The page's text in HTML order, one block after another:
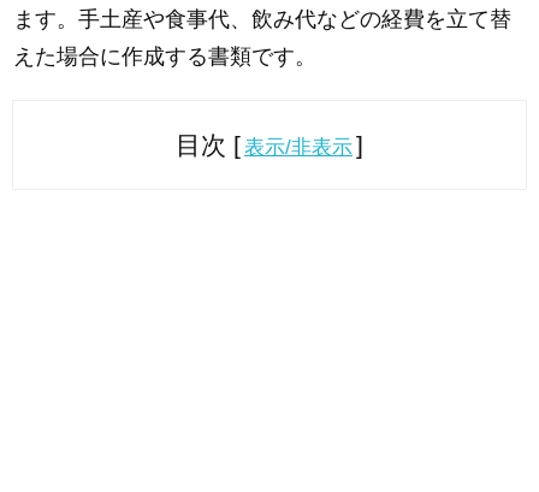
ます。手土産や食事代、飲み代などの経費を立て替
えた場合に作成する書類です。
目次 [表示/非表示]